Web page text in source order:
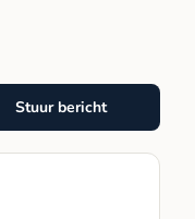
Stuur bericht